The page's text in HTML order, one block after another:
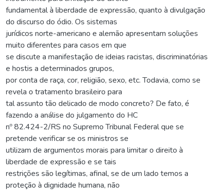
fundamental à liberdade de expressão, quanto à divulgação
do discurso do ódio. Os sistemas
jurídicos norte-americano e alemão apresentam soluções
muito diferentes para casos em que
se discute a manifestação de ideias racistas, discriminatórias
e hostis a determinados grupos,
por conta de raça, cor, religião, sexo, etc. Todavia, como se
revela o tratamento brasileiro para
tal assunto tão delicado de modo concreto? De fato, é
fazendo a análise do julgamento do HC
nº 82.424-2/RS no Supremo Tribunal Federal que se
pretende verificar se os ministros se
utilizam de argumentos morais para limitar o direito à
liberdade de expressão e se tais
restrições são legítimas, afinal, se de um lado temos a
proteção à dignidade humana, não